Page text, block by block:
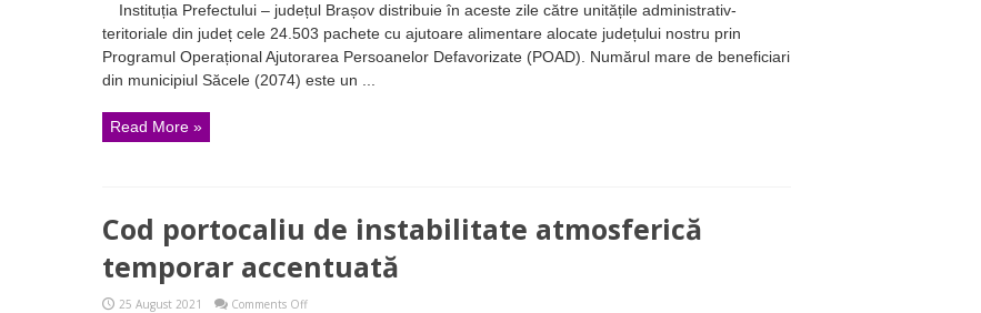
pol
al
sărăciei
în
Brașov?
listei
bunăstării
Instituția Prefectului – județul Brașov distribuie în aceste zile către unitățile administrativ-
teritoriale din județ cele 24.503 pachete cu ajutoare alimentare alocate județului nostru prin
Programul Operațional Ajutorarea Persoanelor Defavorizate (POAD). Numărul mare de beneficiari
din municipiul Săcele (2074) este un ...
Read More »
Cod portocaliu de instabilitate atmosferică
temporar accentuată
25 August 2021 Comments Offon